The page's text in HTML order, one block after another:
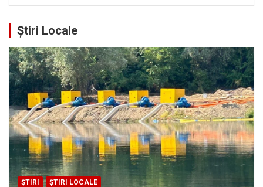
Știri Locale
ȘTIRI ȘTIRI LOCALE